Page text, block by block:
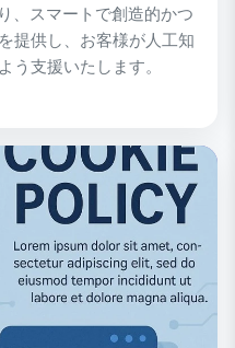
、スマートで創造的かつ
提供し、お客様が人工知
う支援いたします。